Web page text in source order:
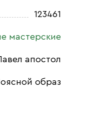
123461
мастерские
апостол
образ